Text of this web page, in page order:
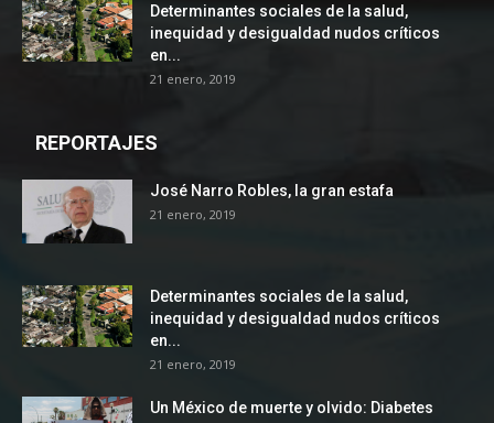
Determinantes sociales de la salud,
inequidad y desigualdad nudos críticos
en...
21 enero, 2019
REPORTAJES
José Narro Robles, la gran estafa
21 enero, 2019
Determinantes sociales de la salud,
inequidad y desigualdad nudos críticos
en...
21 enero, 2019
Un México de muerte y olvido: Diabetes